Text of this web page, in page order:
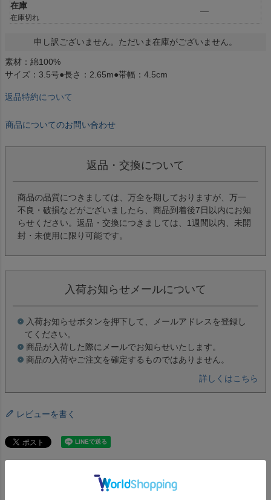
在庫
在庫切れ
—
申し訳ございません。ただいま在庫がございません。
素材：綿100%
サイズ：3.5号●長さ：2.65m●帯幅：4.5cm
返品特約について
商品についてのお問い合わせ
返品・交換について
商品の品質につきましては、万全を期しておりますが、万一
不良・破損などがございましたら、商品到着後7日以内にお知
らせください。返品・交換につきましては、1週間以内、未開
封・未使用に限り可能です。
入荷お知らせメールについて
入荷お知らせボタンを押下して、メールアドレスを登録し
てください。
商品が入荷した際にメールでお知らせいたします。
商品の入荷やご注文を確定するものではありません。
詳しくはこちら
レビューを書く